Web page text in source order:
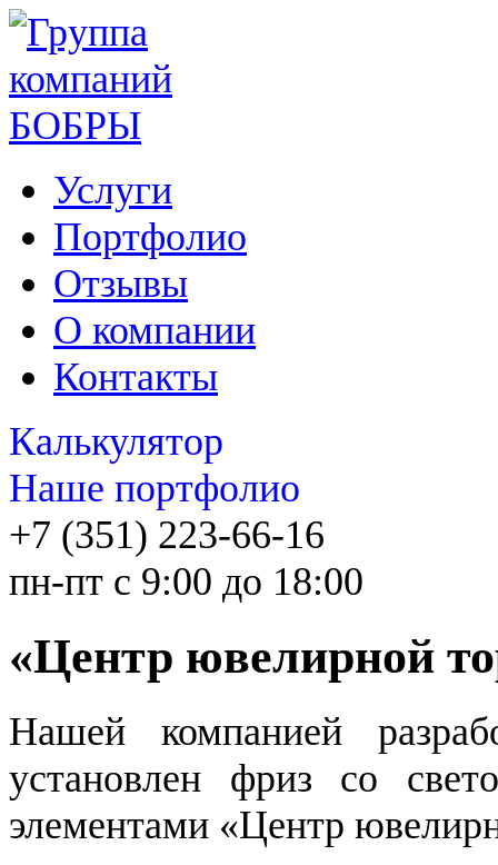
Услуги
Портфолио
Отзывы
О компании
Контакты
Калькулятор
Наше портфолио
+7 (351) 223-66-16
пн-пт с 9:00 до 18:00
«Центр ювелирной
Нашей компанией
установлен фриз со
элементами «Центр